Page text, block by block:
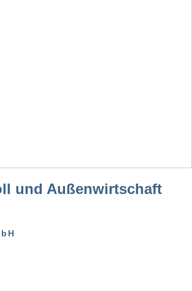
und Außenwirtschaft